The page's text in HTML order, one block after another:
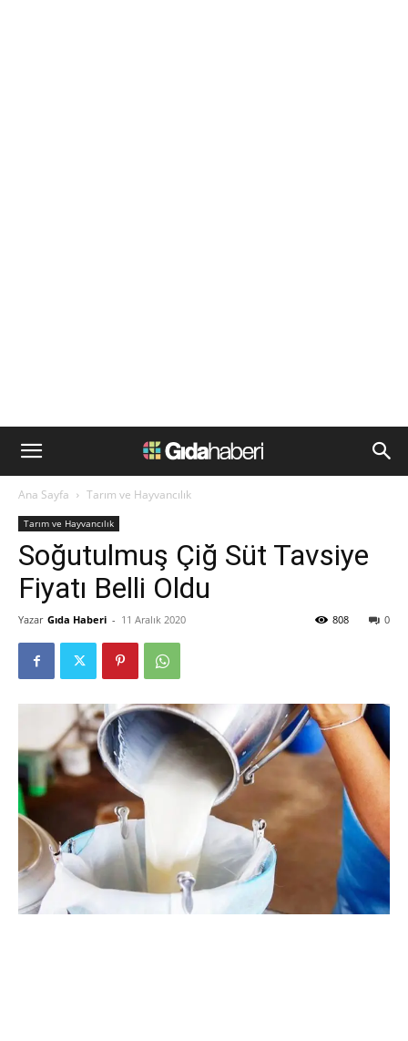
Ana Sayfa Tarım ve Hayvancılık
Tarım ve Hayvancılık
Soğutulmuş Çiğ Süt Tavsiye
Fiyatı Belli Oldu
Yazar Gıda Haberi - 11 Aralık 2020 0
808